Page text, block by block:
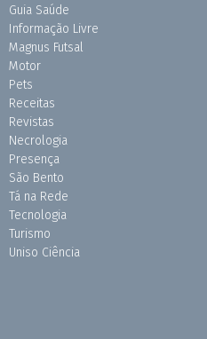
Guia Saúde
Informação Livre
Magnus Futsal
Motor
Pets
Receitas
Revistas
Necrologia
Presença
São Bento
Tá na Rede
Tecnologia
Turismo
Uniso Ciência